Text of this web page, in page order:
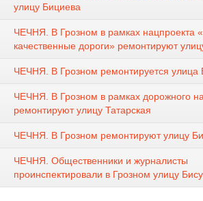
улицу Бициева
ЧЕЧНЯ. В Грозном в рамках нацпроекта
качественные дороги» ремонтируют
ЧЕЧНЯ. В Грозном ремонтируется улица
ЧЕЧНЯ. В Грозном в рамках дорожного
ремонтируют улицу Татарская
ЧЕЧНЯ. В Грозном ремонтируют улицу
ЧЕЧНЯ. Общественники и журналисты
проинспектировали в Грозном улицу